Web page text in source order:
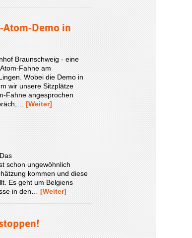
Atom-Demo in
Braunschweig - eine
Fahne am
Wobei die Demo in
wir unsere Sitzplätze
Fahne angesprochen
[Weiter]
schon ungewöhnlich
kommen und diese
Es geht um Belgiens
in den… [Weiter]